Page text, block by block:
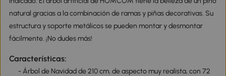
natural gracias a la combinación de ramas y piñas decorativas. Su
estructura y soporte metálicos se pueden montar y desmontar
fácilmente. ¡No dudes más!
Características:
- Árbol de Navidad de 210 cm, de aspecto muy realista, con 72